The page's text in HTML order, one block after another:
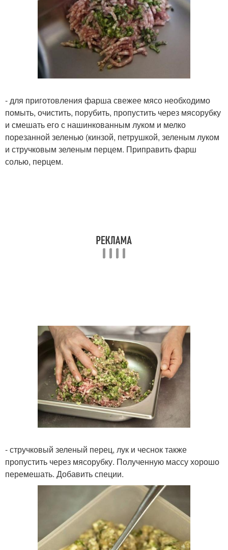
- для приготовления фарша свежее мясо необходимо
помыть, очистить, порубить, пропустить через мясорубку
и смешать его с нашинкованным луком и мелко
порезанной зеленью (кинзой, петрушкой, зеленым луком
и стручковым зеленым перцем. Приправить фарш
солью, перцем.
- стручковый зеленый перец, лук и чеснок также
пропустить через мясорубку. Полученную массу хорошо
перемешать. Добавить специи.